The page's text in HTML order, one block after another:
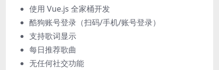
使用 Vue.js 全家桶开发
酷狗账号登录（扫码/手机/账号登录）
支持歌词显示
每日推荐歌曲
无任何社交功能